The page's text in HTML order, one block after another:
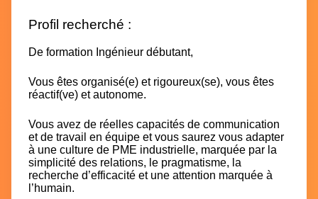
Profil recherché :
De formation Ingénieur débutant,
Vous êtes organisé(e) et rigoureux(se), vous êtes
réactif(ve) et autonome.
Vous avez de réelles capacités de communication
et de travail en équipe et vous saurez vous adapter
à une culture de PME industrielle, marquée par la
simplicité des relations, le pragmatisme, la
recherche d’efficacité et une attention marquée à
l’humain.